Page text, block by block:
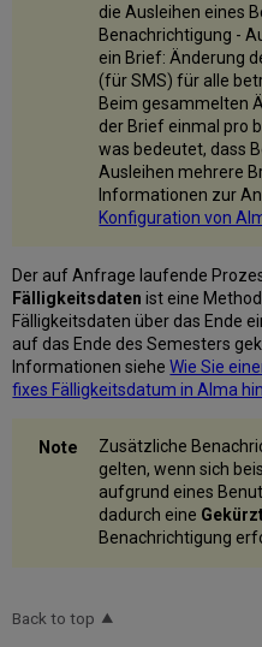
die Ausleihen eines
Benachrichtigung -
ein Brief: Änderung
(für SMS) für alle
Beim gesammelten
der Brief einmal pro
was bedeutet, dass
Ausleihen mehrere
Informationen zur
Konfiguration von
Der auf Anfrage laufende
Fälligkeitsdaten ist eine
Fälligkeitsdaten über das Ende
auf das Ende des Semesters
Informationen sieheWie Sie
fixes Fälligkeitsdatum in Alma
Zusätzliche
gelten, wenn sich
aufgrund eines
dadurch eine
Benachrichtigung
Back to top